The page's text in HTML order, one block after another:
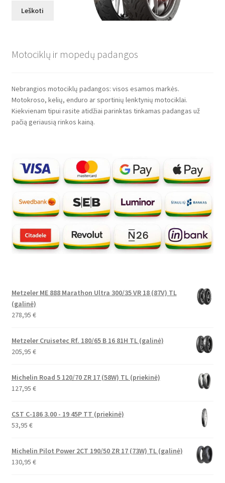
Leškoti
Motociklų ir mopedų padangos
Nebrangios motociklų padangos: visos esamos markės.
Motokroso, kelių, enduro ar sportinių lenktynių motociklai.
Kiekvienam tipui rasite atidžiai parinktas tinkamas padangas už
pačią geriausią rinkos kainą.
Metzeler ME 888 Marathon Ultra 300/35 VR 18 (87V) TL
(galinė)
278,95 €
Metzeler Cruisetec Rf. 180/65 B 16 81H TL (galinė)
205,95 €
Michelin Road 5 120/70 ZR 17 (58W) TL (priekinė)
127,95 €
CST C-186 3.00 - 19 45P TT (priekinė)
53,95 €
Michelin Pilot Power 2CT 190/50 ZR 17 (73W) TL (galinė)
130,95 €